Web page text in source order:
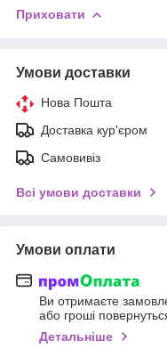
Приховати
Умови доставки
Нова Пошта
Доставка кур'єром
Самовивіз
Всі умови доставки
Умови оплати
Ви отримаєте
або гроші
Детальніше